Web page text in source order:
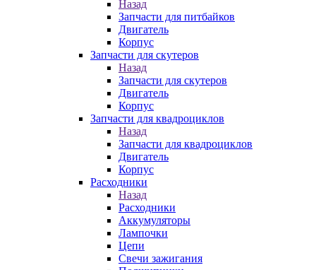
Назад
Запчасти для питбайков
Двигатель
Корпус
Запчасти для скутеров
Назад
Запчасти для скутеров
Двигатель
Корпус
Запчасти для квадроциклов
Назад
Запчасти для квадроциклов
Двигатель
Корпус
Расходники
Назад
Расходники
Аккумуляторы
Лампочки
Цепи
Свечи зажигания